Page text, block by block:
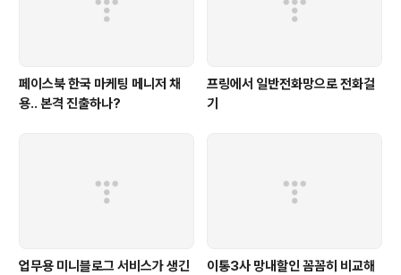
페이스북 한국 마케팅 메니저 채
용.. 본격 진출하나?
프링에서 일반전화망으로 전화걸
기
업무용 미니블로그 서비스가 생긴
이통3사 망내할인 꼼꼼히 비교해